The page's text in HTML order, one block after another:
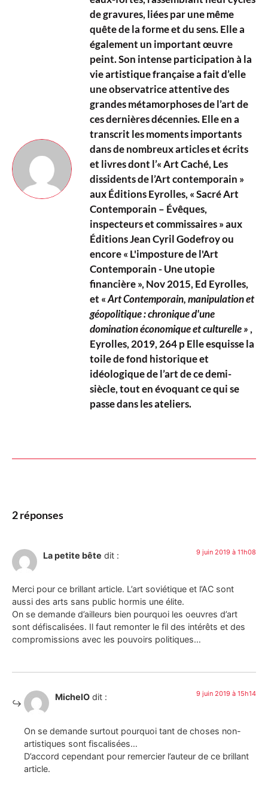
de gravures, liées par une même
quête de la forme et du sens. Elle a
également un important œuvre
peint. Son intense participation à la
vie artistique française a fait d’elle
une observatrice attentive des
grandes métamorphoses de l’art de
ces dernières décennies. Elle en a
transcrit les moments importants
dans de nombreux articles et écrits
et livres dont l’« Art Caché, Les
dissidents de l’Art contemporain »
aux Éditions Eyrolles, « Sacré Art
Contemporain – Évêques,
inspecteurs et commissaires » aux
Éditions Jean Cyril Godefroy ou
encore « L'imposture de l'Art
Contemporain - Une utopie
financière », Nov 2015, Ed Eyrolles,
et «Art Contemporain, manipulation et
géopolitique : chronique d'une
domination économique et culturelle »,
Eyrolles, 2019, 264 p Elle esquisse la
toile de fond historique et
idéologique de l’art de ce demi-
siècle, tout en évoquant ce qui se
passe dans les ateliers.
2 réponses
La petite bête dit : 9 juin 2019 à 11h08
Merci pour ce brillant article. L’art soviétique et l’AC sont
aussi des arts sans public hormis une élite.
On se demande d’ailleurs bien pourquoi les oeuvres d’art
sont défiscalisées. Il faut remonter le fil des intérêts et des
compromissions avec les pouvoirs politiques…
MichelO dit : 9 juin 2019 à 15h14
On se demande surtout pourquoi tant de choses non-
artistiques sont fiscalisées…
D’accord cependant pour remercier l’auteur de ce brillant
article.